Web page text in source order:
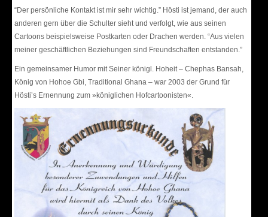
“Der persönliche Kontakt ist mir sehr wichtig.” Hösti ist jemand, der auch
anderen gern über die Schulter sieht und verfolgt, wie aus seinen
Cartoons beispielsweise Postkarten oder Drachen werden. “Aus vielen
meiner geschäftlichen Beziehungen sind Freundschaften entstanden.”
Ein gemeinsamer Humor mit Seiner königl. Hoheit – Chephas Bansah,
König von Hohoe Gbi, Traditional Ghana – war 2003 der Grund für
Hösti’s Ernennung zum »königlichen Hofcartoonisten«.